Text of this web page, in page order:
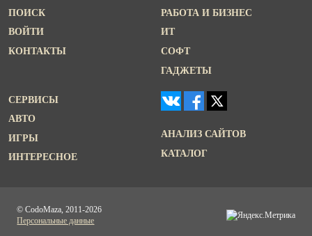
ПОИСК
ВОЙТИ
КОНТАКТЫ
РАБОТА И БИЗНЕС
ИТ
СОФТ
ГАДЖЕТЫ
СЕРВИСЫ
АВТО
ИГРЫ
ИНТЕРЕСНОЕ
АНАЛИЗ САЙТОВ
КАТАЛОГ
© CodoMaza, 2011-2026
Персональные данные